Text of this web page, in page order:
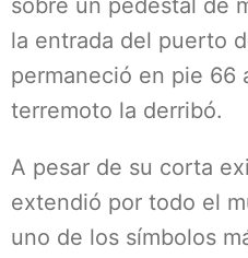
sobre un pedestal de
la entrada del puerto
permaneció en pie 66
terremoto la derribó.
A pesar de su corta
extendió por todo el
uno de los símbolos